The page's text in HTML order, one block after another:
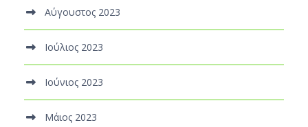
Αύγουστος 2023
Ιούλιος 2023
Ιούνιος 2023
Μάιος 2023